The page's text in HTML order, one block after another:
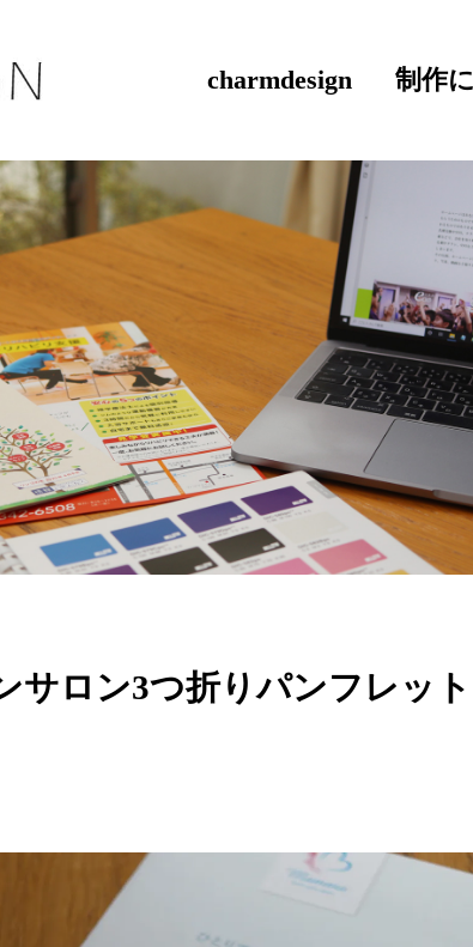
charmdesign 制作
サロン3つ折りパンフレット